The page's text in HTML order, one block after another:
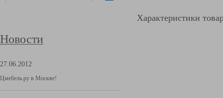
Новости
27.06.2012
Цмебель.ру в Москве!
Характеристики